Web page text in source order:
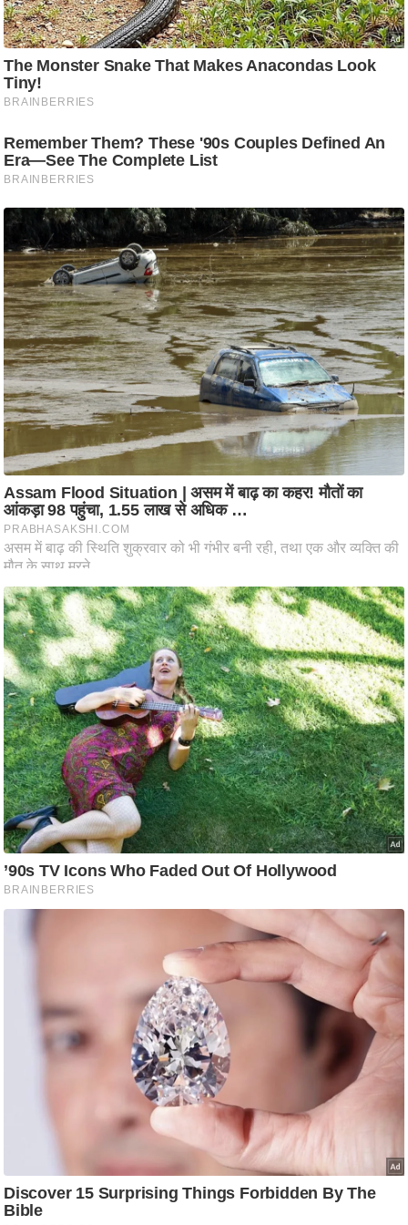
/
फै
श
न
रे
लू
नु
स्खे
प
र्य
ट
न
स्थ
ल
फि
ट
स
मं
त्रा
रि
ले
न
शि
प
रा
ज
नी
ति
वि
श्ले
ष
ण
स
म
ए
म